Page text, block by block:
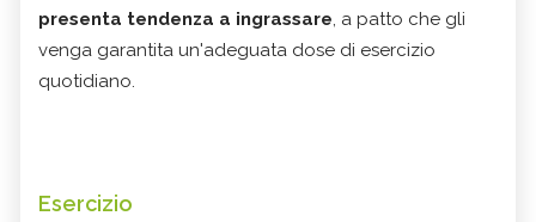
presenta tendenza a ingrassare , a patto che gli
venga garantita un'adeguata dose di esercizio
quotidiano.
Esercizio